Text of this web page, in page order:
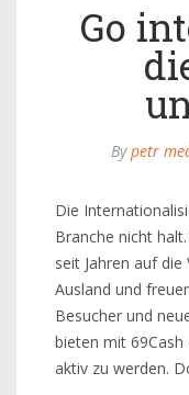
Go
Bypetr
Die
Branche nicht
seit Jahren auf
Ausland und
Besucher und
bieten mit
aktiv zu werden.